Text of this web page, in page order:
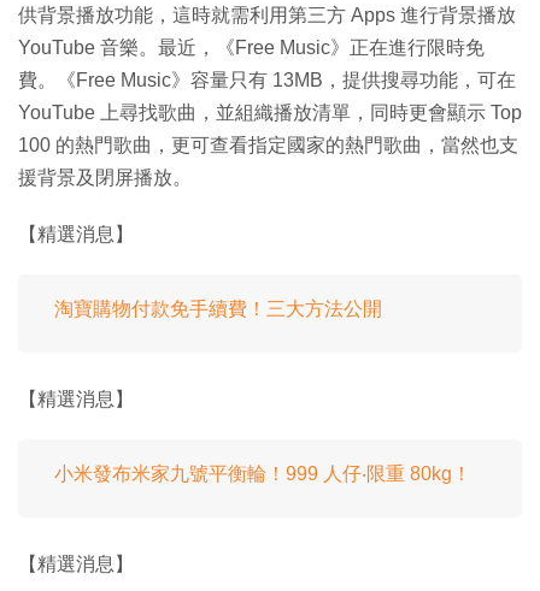
供背景播放功能，這時就需利用第三方 Apps 進行背景播放
YouTube 音樂。最近，《Free Music》正在進行限時免
費。《Free Music》容量只有 13MB，提供搜尋功能，可在
YouTube 上尋找歌曲，並組織播放清單，同時更會顯示 Top
100 的熱門歌曲，更可查看指定國家的熱門歌曲，當然也支
援背景及閉屏播放。
【精選消息】
淘寶購物付款免手續費！三大方法公開
【精選消息】
小米發布米家九號平衡輪！999 人仔‧限重 80kg！
【精選消息】